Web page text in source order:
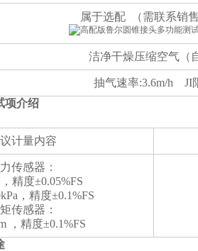
属于选配 （需联系销
洁净干燥压缩空气（
抽气速率:3.6m/h JI
项介绍
计量内容
传感器：
精度±0.05%FS
kPa ， 精度±0.1%FS
传感器：
，精度±0.1%FS